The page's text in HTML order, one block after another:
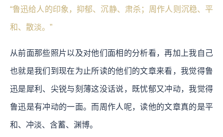
“鲁迅给人的印象，抑郁、沉静、肃杀；周作人则沉稳、平
和、散淡。”
从前面那些照片以及对他们面相的分析看，再加上我自己
也就是我们到现在为止所读的他们的文章来看，我觉得鲁
迅是犀利、尖锐与刻薄这没话说，既忧郁又冲动，我觉得
鲁迅是有冲动的一面。而周作人呢，读他的文章真的是平
和、冲淡、含蓄、渊博。